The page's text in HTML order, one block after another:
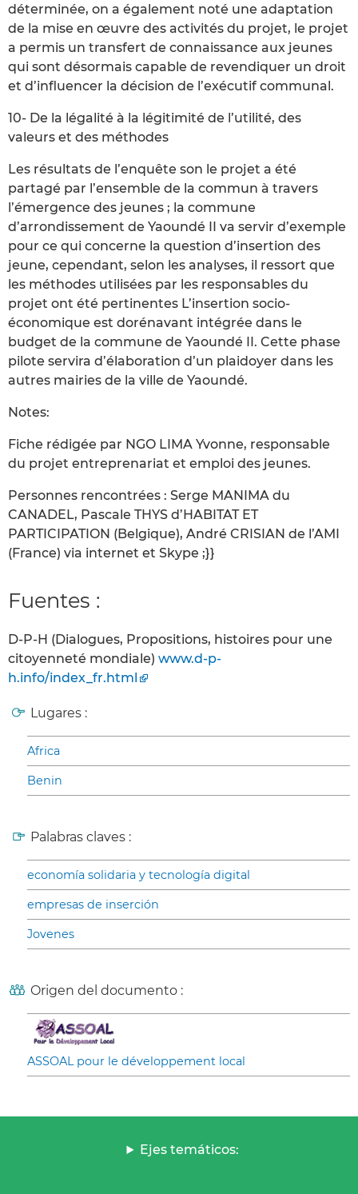
déterminée, on a également noté une adaptation
de la mise en œuvre des activités du projet, le projet
a permis un transfert de connaissance aux jeunes
qui sont désormais capable de revendiquer un droit
et d’influencer la décision de l’exécutif communal.
10- De la légalité à la légitimité de l’utilité, des
valeurs et des méthodes
Les résultats de l’enquête son le projet a été
partagé par l’ensemble de la commun à travers
l’émergence des jeunes ; la commune
d’arrondissement de Yaoundé II va servir d’exemple
pour ce qui concerne la question d’insertion des
jeune, cependant, selon les analyses, il ressort que
les méthodes utilisées par les responsables du
projet ont été pertinentes L’insertion socio-
économique est dorénavant intégrée dans le
budget de la commune de Yaoundé II. Cette phase
pilote servira d’élaboration d’un plaidoyer dans les
autres mairies de la ville de Yaoundé.
Notes:
Fiche rédigée par NGO LIMA Yvonne, responsable
du projet entreprenariat et emploi des jeunes.
Personnes rencontrées : Serge MANIMA du
CANADEL, Pascale THYS d’HABITAT ET
PARTICIPATION (Belgique), André CRISIAN de l’AMI
(France) via internet et Skype ;}}
Fuentes :
D-P-H (Dialogues, Propositions, histoires pour une
citoyenneté mondiale) www.d-p-
h.info/index_fr.html
Lugares :
Africa
Benin
Palabras claves :
economía solidaria y tecnología digital
empresas de inserción
Jovenes
Origen del documento :
ASSOAL pour le développement local
Ejes temáticos: